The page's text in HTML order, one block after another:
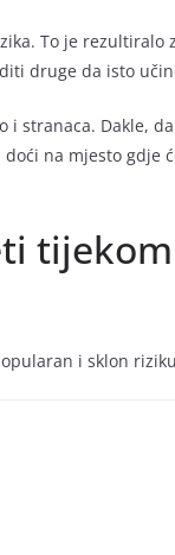
To je rezultiralo
druge da isto
i stranaca. Dakle,
na mjesto gdje
i sklon